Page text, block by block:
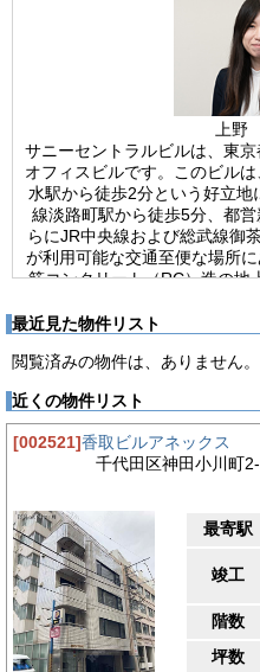
上
サニーセントラルビルは、東
オフィスビルです。このビル
水駅から徒歩2分という好立
線淡路町駅から徒歩5分、都
らにJR中央線および総武線御
が利用可能な交通至便な場所
筋コンクリート（RC）造の地
り、トイレは共用部に男女別
す。ビルの設備に関しては、
ビルの立地は都内のビジネス
小企業やスタートアップ企業
た、複数路線が利用できる点
魅力的です。サニーセントラ
サニーセントラルビルは、東
置するオフィスビルで、ビジ
す。このエリアは、都内でも
数の鉄道路線が交差する地点
ノ水駅からは徒歩2分と非常
最近見た物件リスト
閲覧済みの物件は、ありません。
近くの物件リスト
[002521]香取ビルアネックス
千代田区神田小川町
最寄駅
竣工
階数
坪数